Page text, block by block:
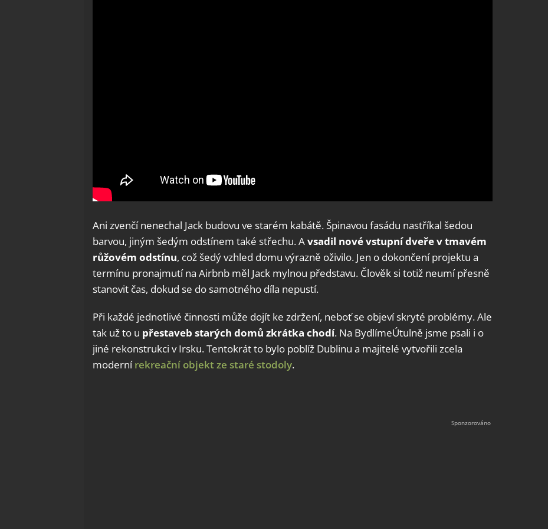
Ani zvenčí nenechal Jack budovu ve starém kabátě. Špinavou fasádu nastříkal šedou
barvou, jiným šedým odstínem také střechu. Avsadil nové vstupní dveře v tmavém
růžovém odstínu, což šedý vzhled domu výrazně oživilo. Jen o dokončení projektu a
termínu pronajmutí na Airbnb měl Jack mylnou představu. Člověk si totiž neumí přesně
stanovit čas, dokud se do samotného díla nepustí.
Při každé jednotlivé činnosti může dojít ke zdržení, neboť se objeví skryté problémy. Ale
tak už to u přestaveb starých domů zkrátka chodí. Na BydlímeÚtulně jsme psali i o
jiné rekonstrukci v Irsku. Tentokrát to bylo poblíž Dublinu a majitelé vytvořili zcela
modernírekreační objekt ze staré stodoly.